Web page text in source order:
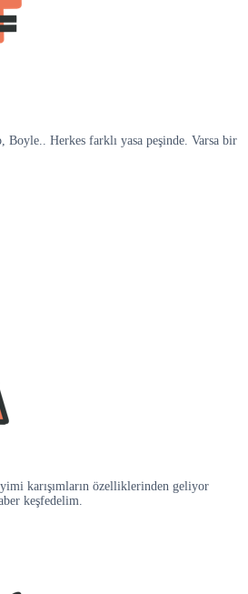
Boyle.. Herkes farklı yasa peşinde. Varsa bir
karışımların özelliklerinden geliyor
keşfedelim.